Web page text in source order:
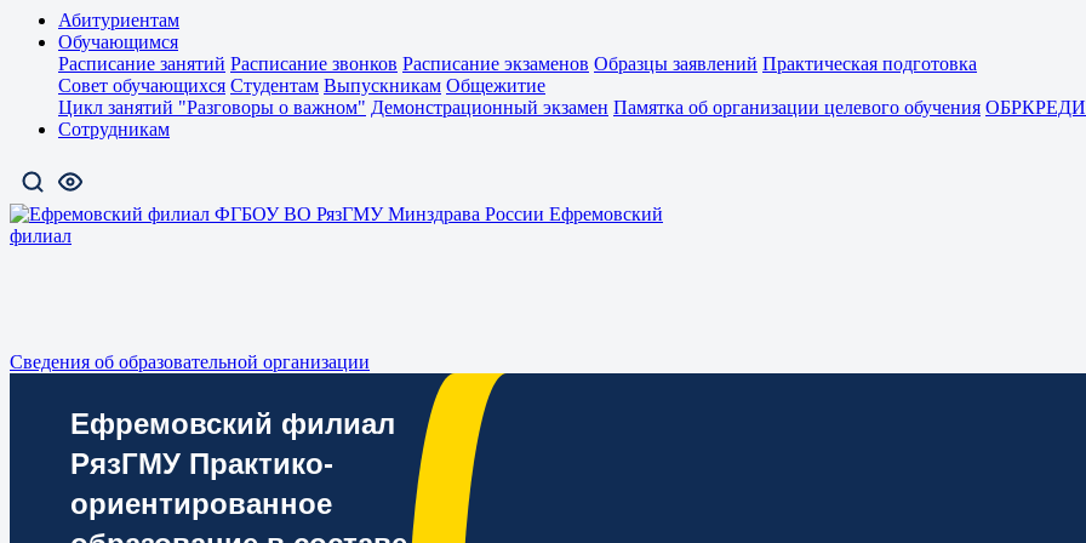
Абитуриентам
Обучающимся
Расписание занятий Расписание звонков Расписание экзаменов Образцы заявлений Практическая подготовка
Совет обучающихся Студентам Выпускникам Общежитие
Цикл занятий "Разговоры о важном" Демонстрационный экзамен Памятка об организации целевого обучения
Сотрудникам
Ефремовский
филиал
Сведения об образовательной организации
Ефремовский филиал
РязГМУ Практико-
ориентированное